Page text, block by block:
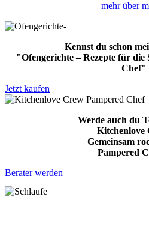
mehr über
Kennst du schon
"Ofengerichte – Rezepte für die
Chef"
Jetzt kaufen
Werde auch du
Kitchenlove
Gemeinsam
Pampered
Berater werden